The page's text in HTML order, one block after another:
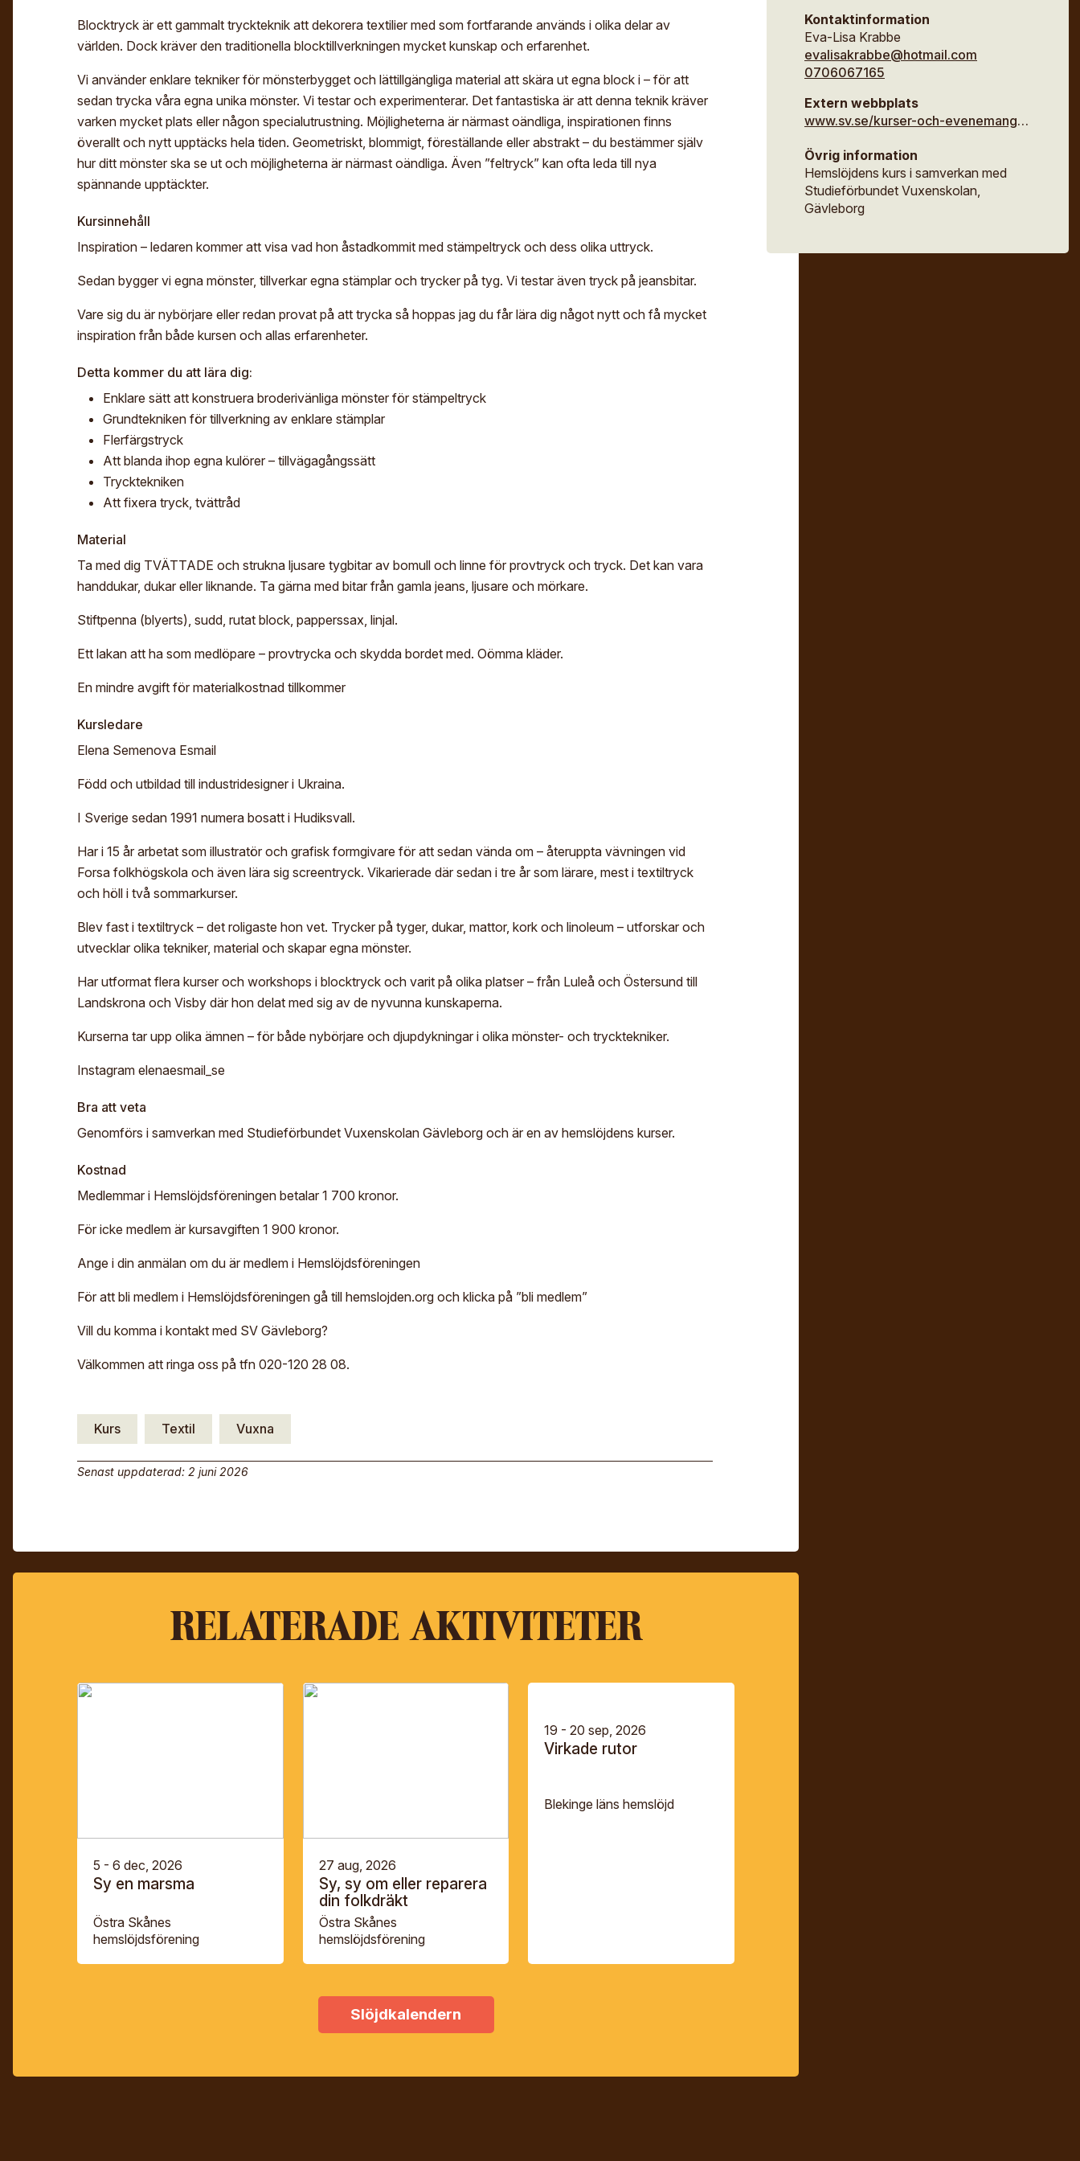
Blocktryck är ett gammalt tryckteknik att dekorera textilier med som fortfarande används i olika delar av
världen. Dock kräver den traditionella blocktillverkningen mycket kunskap och erfarenhet.
Vi använder enklare tekniker för mönsterbygget och lättillgängliga material att skära ut egna block i – för att
sedan trycka våra egna unika mönster. Vi testar och experimenterar. Det fantastiska är att denna teknik kräver
varken mycket plats eller någon specialutrustning. Möjligheterna är närmast oändliga, inspirationen finns
överallt och nytt upptäcks hela tiden. Geometriskt, blommigt, föreställande eller abstrakt – du bestämmer själv
hur ditt mönster ska se ut och möjligheterna är närmast oändliga. Även ”feltryck” kan ofta leda till nya
spännande upptäckter.
Kursinnehåll
Inspiration – ledaren kommer att visa vad hon åstadkommit med stämpeltryck och dess olika uttryck.
Sedan bygger vi egna mönster, tillverkar egna stämplar och trycker på tyg. Vi testar även tryck på jeansbitar.
Vare sig du är nybörjare eller redan provat på att trycka så hoppas jag du får lära dig något nytt och få mycket
inspiration från både kursen och allas erfarenheter.
Detta kommer du att lära dig:
Enklare sätt att konstruera broderivänliga mönster för stämpeltryck
Grundtekniken för tillverkning av enklare stämplar
Flerfärgstryck
Att blanda ihop egna kulörer – tillvägagångssätt
Trycktekniken
Att fixera tryck, tvättråd
Material
Ta med dig TVÄTTADE och strukna ljusare tygbitar av bomull och linne för provtryck och tryck. Det kan vara
handdukar, dukar eller liknande. Ta gärna med bitar från gamla jeans, ljusare och mörkare.
Stiftpenna (blyerts), sudd, rutat block, papperssax, linjal.
Ett lakan att ha som medlöpare – provtrycka och skydda bordet med. Oömma kläder.
En mindre avgift för materialkostnad tillkommer
Kursledare
Elena Semenova Esmail
Född och utbildad till industridesigner i Ukraina.
I Sverige sedan 1991 numera bosatt i Hudiksvall.
Har i 15 år arbetat som illustratör och grafisk formgivare för att sedan vända om – återuppta vävningen vid
Forsa folkhögskola och även lära sig screentryck. Vikarierade där sedan i tre år som lärare, mest i textiltryck
och höll i två sommarkurser.
Blev fast i textiltryck – det roligaste hon vet. Trycker på tyger, dukar, mattor, kork och linoleum – utforskar och
utvecklar olika tekniker, material och skapar egna mönster.
Har utformat flera kurser och workshops i blocktryck och varit på olika platser – från Luleå och Östersund till
Landskrona och Visby där hon delat med sig av de nyvunna kunskaperna.
Kurserna tar upp olika ämnen – för både nybörjare och djupdykningar i olika mönster- och trycktekniker.
Instagram elenaesmail_se
Bra att veta
Genomförs i samverkan med Studieförbundet Vuxenskolan Gävleborg och är en av hemslöjdens kurser.
Kostnad
Medlemmar i Hemslöjdsföreningen betalar 1 700 kronor.
För icke medlem är kursavgiften 1 900 kronor.
Ange i din anmälan om du är medlem i Hemslöjdsföreningen
För att bli medlem i Hemslöjdsföreningen gå till hemslojden.org och klicka på ”bli medlem”
Vill du komma i kontakt med SV Gävleborg?
Välkommen att ringa oss på tfn 020-120 28 08.
Kontaktinformation
Eva-Lisa Krabbe
evalisakrabbe@hotmail.com
0706067165
Extern webbplats
www.sv.se/kurser-och-evenemang/hantverk-och-konst/broderivanliga-monstertryck-96232
Övrig information
Hemslöjdens kurs i samverkan med
Studieförbundet Vuxenskolan,
Gävleborg
Kurs Textil Vuxna
Senast uppdaterad: 2 juni 2026
RELATERADE AKTIVITETER
5 - 6 dec, 2026
Sy en marsma
Östra Skånes
hemslöjdsförening
27 aug, 2026
Sy, sy om eller reparera
din folkdräkt
Östra Skånes
hemslöjdsförening
19 - 20 sep, 2026
Virkade rutor
Blekinge läns hemslöjd
Slöjdkalendern